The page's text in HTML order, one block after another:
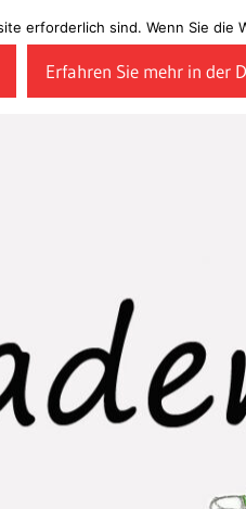
erforderlich sind. Wenn Sie
Erfahren Sie mehr in der